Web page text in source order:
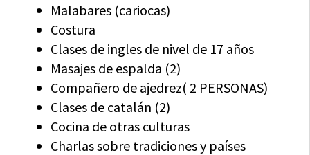
Malabares (cariocas)
Costura
Clases de ingles de nivel de 17 años
Masajes de espalda (2)
Compañero de ajedrez( 2 PERSONAS)
Clases de catalán (2)
Cocina de otras culturas
Charlas sobre tradiciones y países